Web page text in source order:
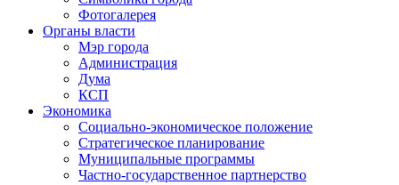
Фотогалерея
Органы власти
Мэр города
Администрация
Дума
КСП
Экономика
Социально-экономическое положение
Стратегическое планирование
Муниципальные программы
Частно-государственное партнерство